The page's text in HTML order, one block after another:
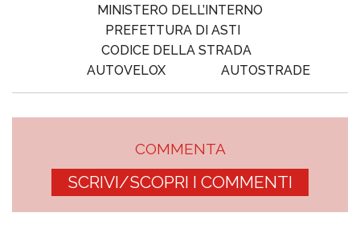
MINISTERO DELL’INTERNO
PREFETTURA DI ASTI
CODICE DELLA STRADA
AUTOVELOX
AUTOSTRADE
COMMENTA
SCRIVI/SCOPRI I COMMENTI